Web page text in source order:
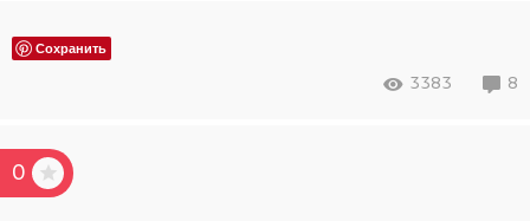
Сохранить
3383 8
0